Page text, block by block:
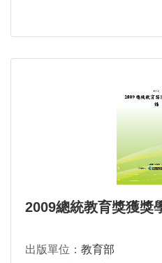
2009總統教育獎獲獎
出版單位： 教育部